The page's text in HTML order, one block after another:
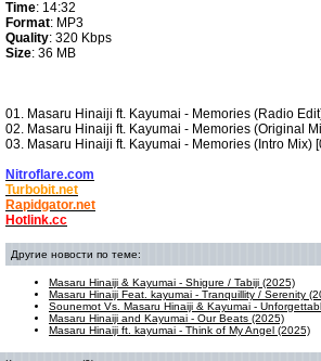
Time: 14:32
Format: MP3
Quality: 320 Kbps
Size: 36 MB
01. Masaru Hinaiji ft. Kayumai - Memories (Radio
02. Masaru Hinaiji ft. Kayumai - Memories (Original
03. Masaru Hinaiji ft. Kayumai - Memories (Intro Mix)
Nitroflare.com
Turbobit.net
Rapidgator.net
Hotlink.cc
Другие новости по теме:
Masaru Hinaiji & Kayumai - Shigure / Tabiji (2025)
Masaru Hinaiji Feat. kayumai - Tranquillity / Serenity
Sounemot Vs. Masaru Hinaiji & Kayumai -
Masaru Hinaiji and Kayumai - Our Beats (2025)
Masaru Hinaiji ft. kayumai - Think of My Angel (2025)